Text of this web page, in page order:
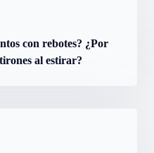
con rebotes? ¿Por
al estirar?